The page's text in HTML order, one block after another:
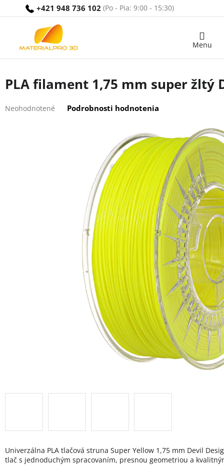
+421 948 736 102
Nákupný
PLA filament 1,75 mm super žltý
hodnotenie
Neohodnotené Podrobnosti hodnotenia
Univerzálna PLA tlačová struna Super Yellow 1,75 mm Devil
tlač s jednoduchým spracovaním, presnou geometriou a